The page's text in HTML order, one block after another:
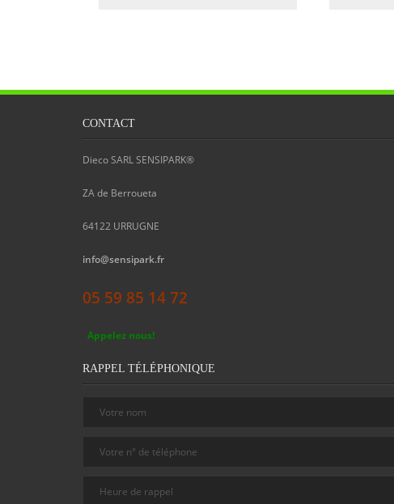
CONTACT
Dieco SARL SENSIPARK®
ZA de Berroueta
64122 URRUGNE
info@sensipark.fr
05 59 85 14 72
Appelez nous!
RAPPEL TÉLÉPHONIQUE